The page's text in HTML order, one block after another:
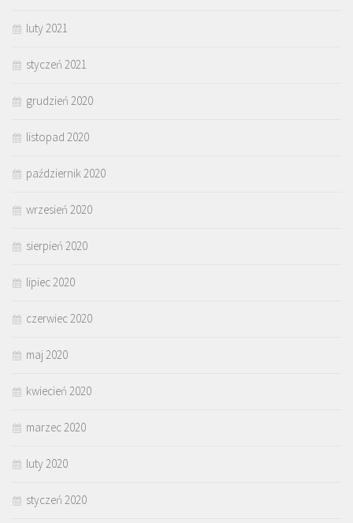
luty 2021
styczeń 2021
grudzień 2020
listopad 2020
październik 2020
wrzesień 2020
sierpień 2020
lipiec 2020
czerwiec 2020
maj 2020
kwiecień 2020
marzec 2020
luty 2020
styczeń 2020